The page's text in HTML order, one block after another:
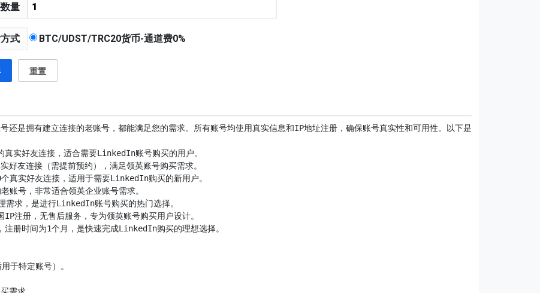
量
式 BTC/UDST/TRC20货币-通道费0%
重置
是拥有建立连接的老账号，都能满足您的需求。所有账号均使用真实信息和IP地址注册，确保账号真实性和可用性。以下是可选项：
注册时间为1个月，是快速完成LinkedIn购买的理想选择。
于特定账号）。
需求。